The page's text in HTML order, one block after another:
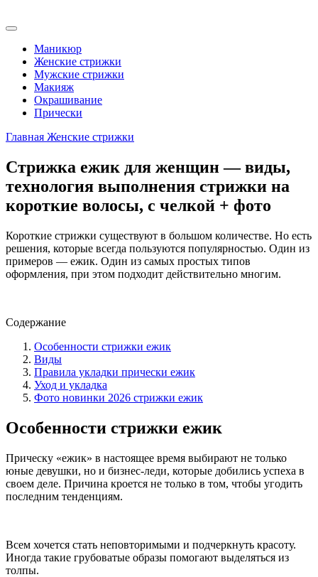
Маникюр
Женские стрижки
Мужские стрижки
Макияж
Окрашивание
Прически
Главная Женские стрижки
Стрижка ежик для женщин — виды,
технология выполнения стрижки на
короткие волосы, с челкой + фото
Короткие стрижки существуют в большом количестве. Но есть
решения, которые всегда пользуются популярностью. Один из
примеров — ежик. Один из самых простых типов
оформления, при этом подходит действительно многим.
Содержание
Особенности стрижки ежик
Виды
Правила укладки прически ежик
Уход и укладка
Фото новинки 2026 стрижки ежик
Особенности стрижки ежик
Прическу «ежик» в настоящее время выбирают не только
юные девушки, но и бизнес-леди, которые добились успеха в
своем деле. Причина кроется не только в том, чтобы угодить
последним тенденциям.
Всем хочется стать неповторимыми и подчеркнуть красоту.
Иногда такие грубоватые образы помогают выделяться из
толпы.